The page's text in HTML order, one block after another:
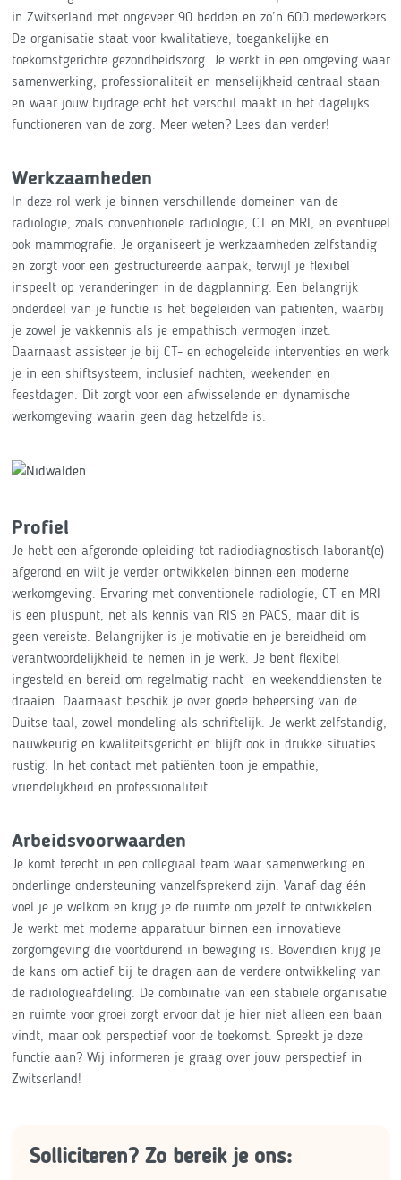
in Zwitserland met ongeveer 90 bedden en zo’n 600 medewerkers.
De organisatie staat voor kwalitatieve, toegankelijke en
toekomstgerichte gezondheidszorg. Je werkt in een omgeving waar
samenwerking, professionaliteit en menselijkheid centraal staan
en waar jouw bijdrage echt het verschil maakt in het dagelijks
functioneren van de zorg. Meer weten? Lees dan verder!
Werkzaamheden
In deze rol werk je binnen verschillende domeinen van de
radiologie, zoals conventionele radiologie, CT en MRI, en eventueel
ook mammografie. Je organiseert je werkzaamheden zelfstandig
en zorgt voor een gestructureerde aanpak, terwijl je flexibel
inspeelt op veranderingen in de dagplanning. Een belangrijk
onderdeel van je functie is het begeleiden van patiënten, waarbij
je zowel je vakkennis als je empathisch vermogen inzet.
Daarnaast assisteer je bij CT- en echogeleide interventies en werk
je in een shiftsysteem, inclusief nachten, weekenden en
feestdagen. Dit zorgt voor een afwisselende en dynamische
werkomgeving waarin geen dag hetzelfde is.
Profiel
Je hebt een afgeronde opleiding tot radiodiagnostisch laborant(e)
afgerond en wilt je verder ontwikkelen binnen een moderne
werkomgeving. Ervaring met conventionele radiologie, CT en MRI
is een pluspunt, net als kennis van RIS en PACS, maar dit is
geen vereiste. Belangrijker is je motivatie en je bereidheid om
verantwoordelijkheid te nemen in je werk. Je bent flexibel
ingesteld en bereid om regelmatig nacht- en weekenddiensten te
draaien. Daarnaast beschik je over goede beheersing van de
Duitse taal, zowel mondeling als schriftelijk. Je werkt zelfstandig,
nauwkeurig en kwaliteitsgericht en blijft ook in drukke situaties
rustig. In het contact met patiënten toon je empathie,
vriendelijkheid en professionaliteit.
Arbeidsvoorwaarden
Je komt terecht in een collegiaal team waar samenwerking en
onderlinge ondersteuning vanzelfsprekend zijn. Vanaf dag één
voel je je welkom en krijg je de ruimte om jezelf te ontwikkelen.
Je werkt met moderne apparatuur binnen een innovatieve
zorgomgeving die voortdurend in beweging is. Bovendien krijg je
de kans om actief bij te dragen aan de verdere ontwikkeling van
de radiologieafdeling. De combinatie van een stabiele organisatie
en ruimte voor groei zorgt ervoor dat je hier niet alleen een baan
vindt, maar ook perspectief voor de toekomst. Spreekt je deze
functie aan? Wij informeren je graag over jouw perspectief in
Zwitserland!
Solliciteren? Zo bereik je ons: